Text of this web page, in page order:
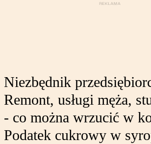
Niezbędnik
Remont, usługi męża,
- co można wrzucić w
Podatek cukrowy w